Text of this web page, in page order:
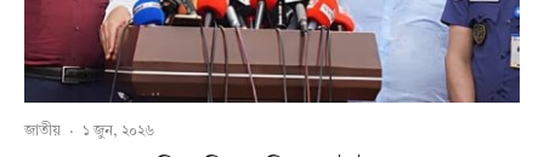
জাতীয় · ১ জুন, ২০২৬